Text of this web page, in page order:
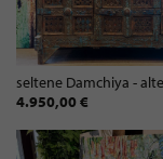
4.950,00 €